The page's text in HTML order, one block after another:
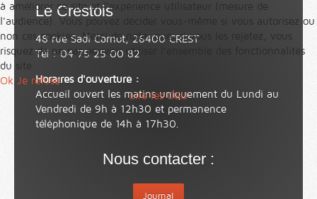
Le Crestois
48 rue Sadi Carnot, 26400 CREST
Tél : 04 75 25 00 82
Horaires d'ouverture :
Accueil ouvert les matins uniquement du Lundi au
Vendredi de 9h à 12h30 et permanence
téléphonique de 14h à 17h30.
Nous contacter :
Journal
à améliorer ce site et l’expérience utilisateur (mesure de
l'audience). Vous pouvez décider vous-même si vous autorisez ou
non ces cookies. Merci de noter que, si vous les rejetez, vous
risquez de ne pas pouvoir utiliser l’ensemble des fonctionnalités
du site.
Ok Je refuse
Lire les CGU